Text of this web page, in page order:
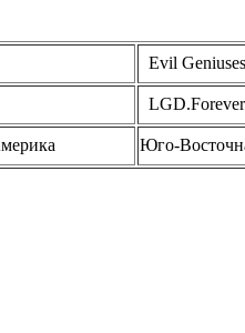
Evil Geniuses
Юго-